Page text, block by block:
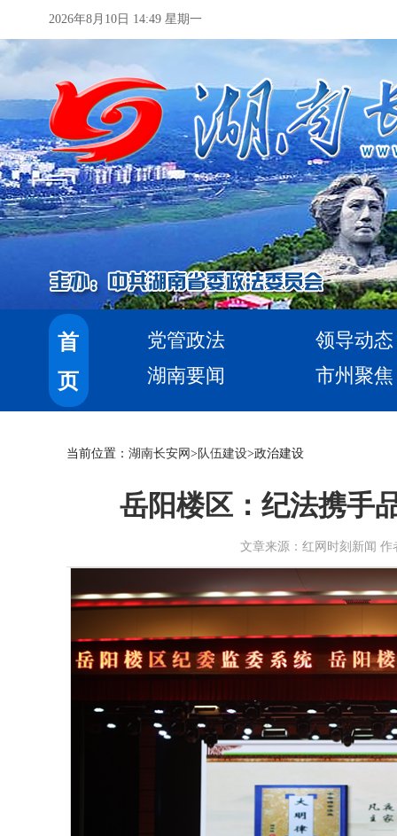
2026年8月10日 14:49 星期一
首
页
党管政法
领导动态
湖南要闻
市州聚焦
当前位置： 湖南长安网 > 队伍建设>政治建设
岳阳楼区：纪法携手
文章来源：红网时刻新闻 作